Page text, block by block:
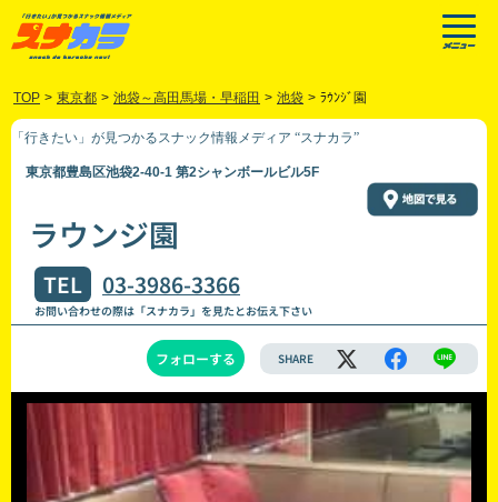
TOP > 東京都 > 池袋～高田馬場・早稲田 > 池袋 > ﾗｳﾝｼﾞ園
「行きたい」が見つかるスナック情報メディア “スナカラ”
東京都豊島区池袋2-40-1 第2シャンボールビル5F
ラウンジ園
TEL 03-3986-3366
お問い合わせの際は「スナカラ」を見たとお伝え下さい
フォローする SHARE